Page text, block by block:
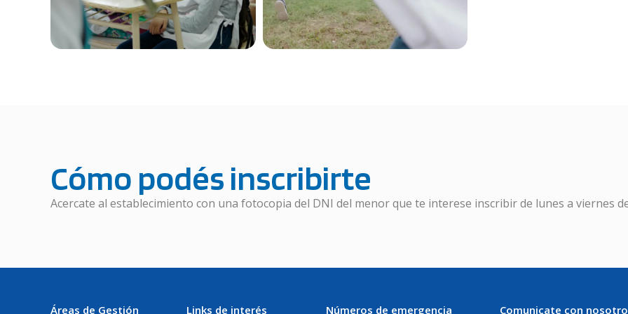
Cómo podés inscribirte
Acercate al establecimiento con una fotocopia del DNI del menor que te interese inscribir de lunes a viernes
Áreas de Gestión Links de interés Números de emergencia Comunicate con